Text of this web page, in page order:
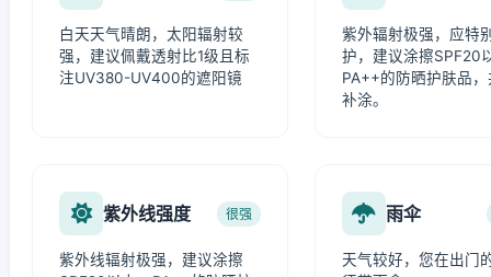
白天天气晴朗，太阳辐射较
强，建议佩戴透射比1级且标
注UV380-UV400的遮阳镜
紫外辐射极强，应特
护，建议涂擦SPF20
PA++的防晒护肤品
补涂。
紫外线强度 很强
紫外线辐射极强，建议涂擦
雨伞
天气较好，您在出门